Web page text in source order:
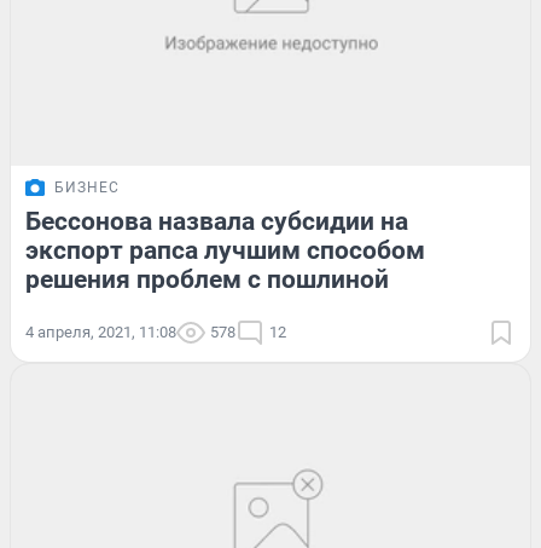
БИЗНЕС
Бессонова назвала субсидии на
экспорт рапса лучшим способом
решения проблем с пошлиной
4 апреля, 2021, 11:08 578 12